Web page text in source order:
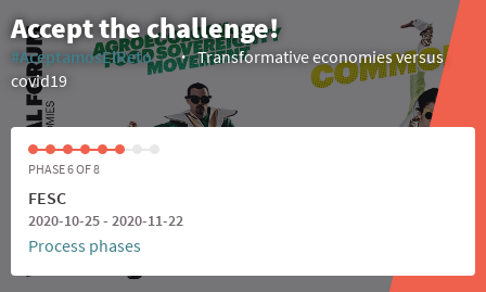
Accept the challenge!
#AceptamosElReto
(External link)
Transformative economies versus
covid19
PHASE 6 OF 8
FESC
2020-10-25 - 2020-11-22
Process phases